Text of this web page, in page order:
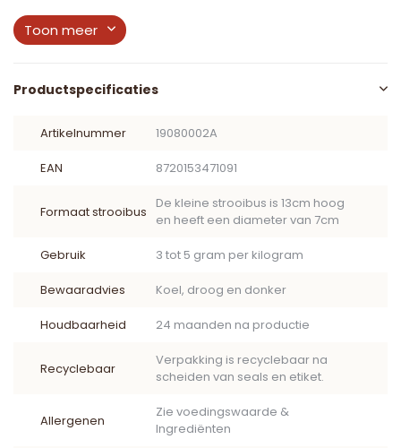
Toon meer
Productspecificaties
Artikelnummer 19080002A
EAN 8720153471091
Formaat strooibus
De kleine strooibus is 13cm hoog
en heeft een diameter van 7cm
Gebruik 3 tot 5 gram per kilogram
Bewaaradvies Koel, droog en donker
Houdbaarheid 24 maanden na productie
Recyclebaar
Verpakking is recyclebaar na
scheiden van seals en etiket.
Allergenen
Zie voedingswaarde &
Ingrediënten